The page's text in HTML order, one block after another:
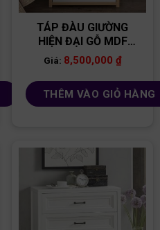
TÁP ĐÀU GIƯỜNG
HIỆN ĐẠI GỖ MDF
TĐG02
Giá: 8,500,000 ₫
THÊM VÀO GIỎ HÀNG